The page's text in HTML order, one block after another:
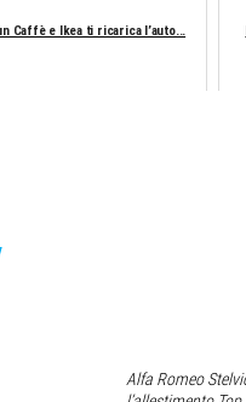
Caffè e Ikea ti ricarica l’auto...
Alfa Romeo